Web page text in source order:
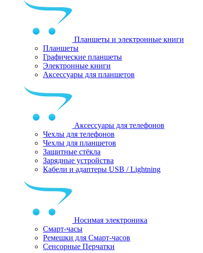
Планшеты и электронные книги
Планшеты
Графические планшеты
Электронные книги
Аксессуары для планшетов
Аксессуары для телефонов
Чехлы для телефонов
Чехлы для планшетов
Защитные стёкла
Зарядные устройства
Кабели и адаптеры USB / Lightning
Носимая электроника
Смарт-часы
Ремешки для Смарт-часов
Сенсорные Перчатки